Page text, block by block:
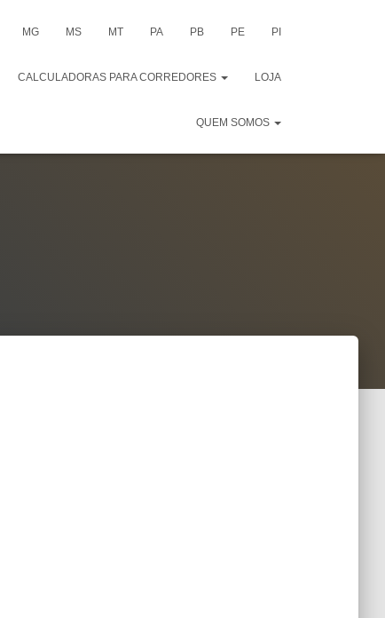
MG MS MT PA PB PE PI
CALCULADORAS PARA CORREDORES LOJA
QUEM SOMOS